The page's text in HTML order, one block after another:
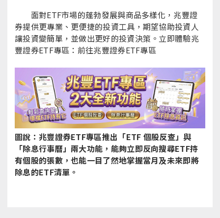
面對ETF市場的蓬勃發展與商品多樣化，兆豐證
券提供更專業、更便捷的投資工具，期望協助投資人
讓投資變簡單，並做出更好的投資決策。立即體驗兆
豐證券ETF專區： 前往兆豐證券ETF專區
圖說：兆豐證券ETF專區推出「ETF 個股反查」與
「除息行事曆」兩大功能，能夠立即反向搜尋ETF持
有個股的張數，也能一目了然地掌握當月及未來即將
除息的ETF清單。